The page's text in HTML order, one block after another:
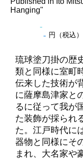
Hanging"
-
- 円（税込）
琉球塗刀掛の歴
類と同様に室町
伝来した技術が
に薩摩島津家と
るに従って我が
た装飾が採られ
た。江戸時代に
器物と同様にそ
まれ、大名家や